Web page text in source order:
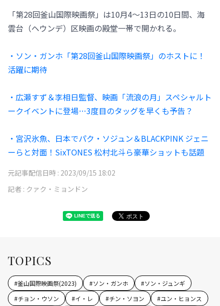
「第28回釜山国際映画祭」は10月4～13日の10日間、海
雲台（ヘウンデ）区映画の殿堂一帯で開かれる。
・ソン・ガンホ「第28回釜山国際映画祭」のホストに！
活躍に期待
・広瀬すず＆李相日監督、映画「流浪の月」スペシャルト
ークイベントに登場…3度目のタッグを早くも予告？
・宮沢氷魚、日本でパク・ソジュン＆BLACKPINK ジェニ
ーらと対面！SixTONES 松村北斗ら豪華ショットも話題
元記事配信日時 : 2023/09/15 18:02
記者 : クァク・ミョンドン
TOPICS
#釜山国際映画祭(2023) #ソン・ガンホ #ソン・ジュンギ
#チョン・ウソン #イ・レ #チン・ソヨン #ユン・ヒョンス